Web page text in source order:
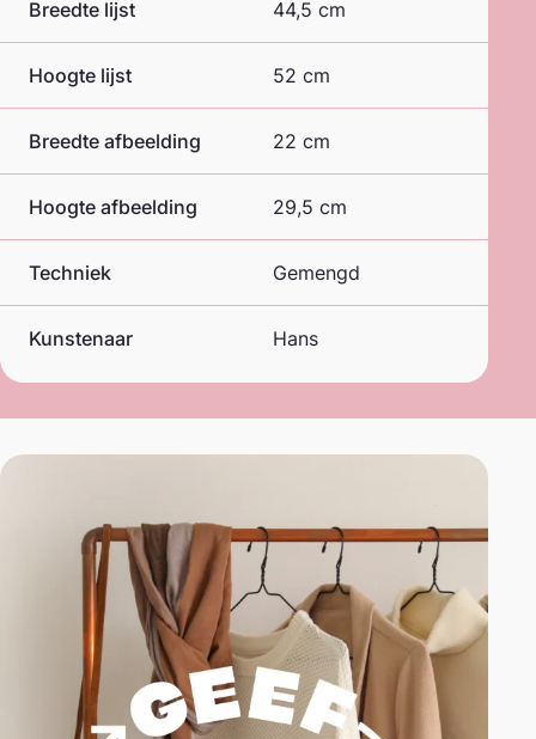
Breedte lijst 44,5 cm
Hoogte lijst 52 cm
Breedte afbeelding 22 cm
Hoogte afbeelding 29,5 cm
Techniek Gemengd
Kunstenaar Hans